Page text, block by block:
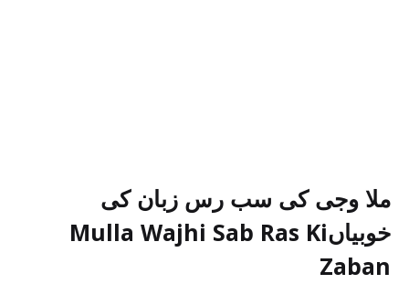
ملا وجی کی سب رس زبان کی
خوبیاںMulla Wajhi Sab Ras Ki
Zaban